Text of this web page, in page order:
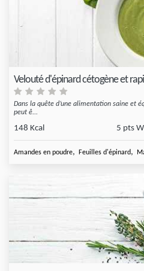
Velouté d'épinard cétogène et
Dans la quête d’une alimentation saine et
peut ê...
148 Kcal 5 pts
Amandes en poudre, Feuilles d'épinard,